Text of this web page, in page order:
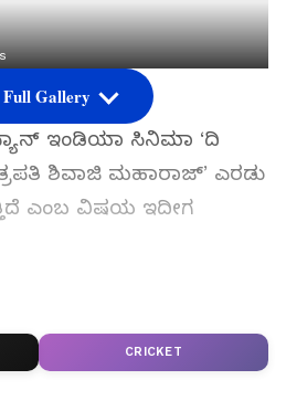
ಇಂಡಿಯಾ ಸಿನಿಮಾ ‘ದಿ
ಶಿವಾಜಿ ಮಹಾರಾಜ್‌’ ಎರಡು
ಎಂಬ ವಿಷಯ ಇದೀಗ
Full Gallery
CRICKET